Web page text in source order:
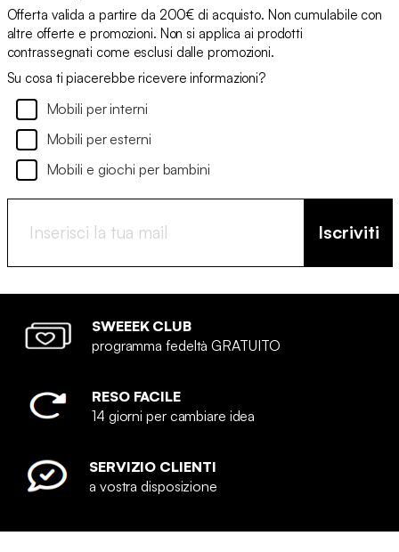
Offerta valida a partire da 200€ di acquisto. Non cumulabile con
altre offerte e promozioni. Non si applica ai prodotti
contrassegnati come esclusi dalle promozioni.
Su cosa ti piacerebbe ricevere informazioni?
Mobili per interni
Mobili per esterni
Mobili e giochi per bambini
Iscriviti
SWEEEK CLUB
programma fedeltà GRATUITO
RESO FACILE
14 giorni per cambiare idea
SERVIZIO CLIENTI
a vostra disposizione